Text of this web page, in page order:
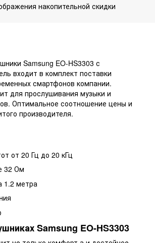
накопительной скидки
Samsung EO-HS3303 с
входит в комплект поставки
смартфонов компании.
для прослушивания музыки и
Оптимальное соотношение цены и
производителя.
от 20 Гц до 20 кГц
32 Ом
1.2 метра
Samsung EO-HS3303